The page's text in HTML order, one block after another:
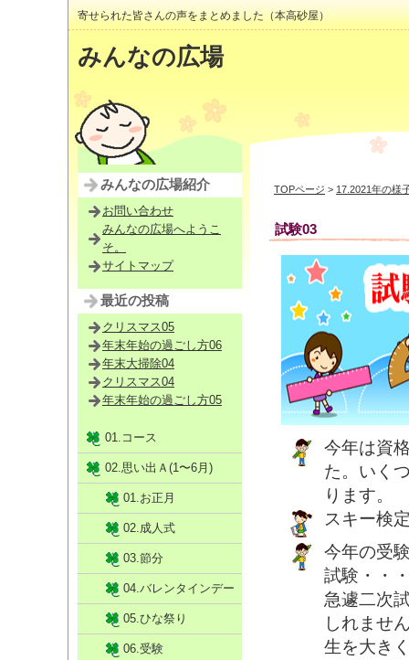
寄せられた皆さんの声をまとめました（本高砂屋）
みんなの広場
TOPページ > 17.2021年の様
試験03
今年は資
た。いく
ります。
スキー検
今年の受
試験・・
急遽二次
しれませ
生を大き
みんなの広場紹介
お問い合わせ
みんなの広場へようこ
そ。
サイトマップ
最近の投稿
クリスマス05
年末年始の過ごし方06
年末大掃除04
クリスマス04
年末年始の過ごし方05
01.コース
02.思い出Ａ(1〜6月)
01.お正月
02.成人式
03.節分
04.バレンタインデー
05.ひな祭り
06.受験